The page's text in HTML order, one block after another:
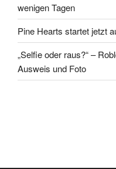
wenigen Tagen
Pine Hearts startet jetzt
„Selfie oder raus?“ –
Ausweis und Foto